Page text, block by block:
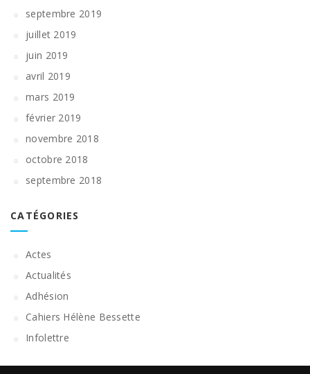
septembre 2019
juillet 2019
juin 2019
avril 2019
mars 2019
février 2019
novembre 2018
octobre 2018
septembre 2018
CATÉGORIES
Actes
Actualités
Adhésion
Cahiers Hélène Bessette
Infolettre